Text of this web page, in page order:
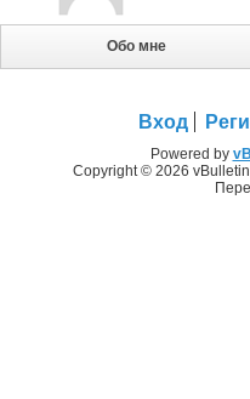
Обо мне
Вход
Powered by
Copyright © 2026